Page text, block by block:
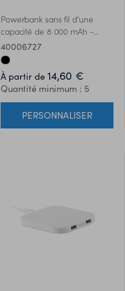
Powerbank sans fil d’une
capacité de 8 000 mAh -
Clermont. Peut être chargé
par câble ou sans fil.
Comprend un connecteur de
type C. Sortie DC5V / 2.1A.
Sortie sans fil: DC5V / 1A.
Réception sans fil: DC5V /
0.75A compatibles avec les
derniers androïdes
40006727
À partir de 14,60 €
Quantité minimum : 5
PERSONNALISER